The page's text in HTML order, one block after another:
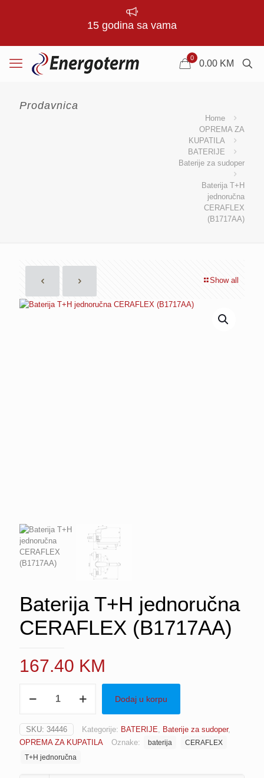
15 godina sa vama
0
0.00 KM
Prodavnica
Home
OPREMA ZA
KUPATILA
BATERIJE
Baterije za sudoper
Baterija T+H
jednoručna
CERAFLEX
(B1717AA)
Show all
Baterija T+H jednoručna
CERAFLEX (B1717AA)
167.40 KM
T+H
CERAFLEX
(B1717AA)
količina
Dodaj u korpu
SKU: 34446 Kategorije: BATERIJE Baterije za sudoper,
OPREMA ZA KUPATILA
Oznake: baterija
CERAFLEX
T+H jednoručna